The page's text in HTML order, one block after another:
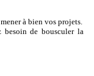
à bien vos projets.
besoin de bousculer la